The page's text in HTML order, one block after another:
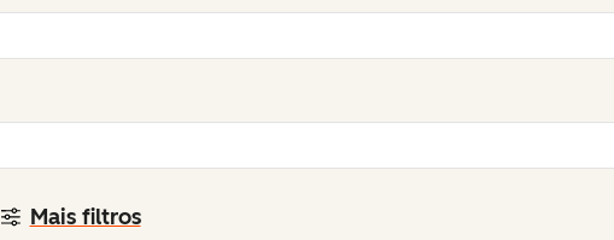
Mais filtros